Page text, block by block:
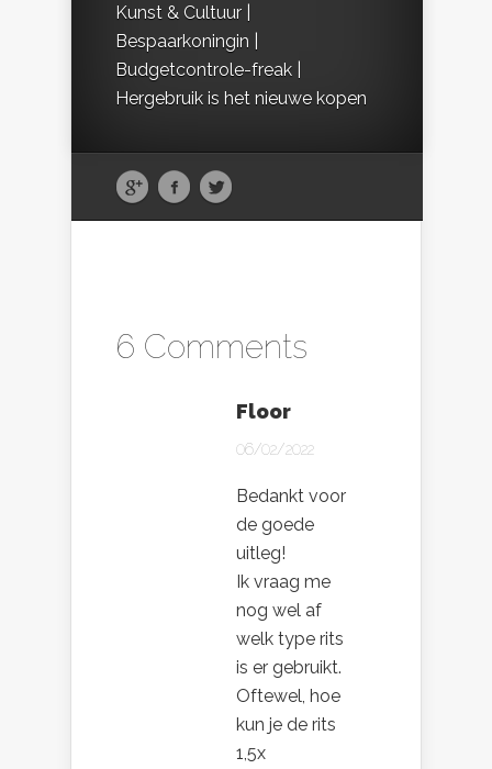
Kunst & Cultuur |
Bespaarkoningin |
Budgetcontrole-freak |
Hergebruik is het nieuwe kopen
6 Comments
Floor
06/02/2022
Bedankt voor
de goede
uitleg!
Ik vraag me
nog wel af
welk type rits
is er gebruikt.
Oftewel, hoe
kun je de rits
1,5x